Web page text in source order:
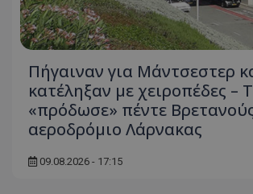
Πήγαιναν για Μάντσεστερ
κατέληξαν με χειροπέδες –
«πρόδωσε» πέντε
αεροδρόμιο Λάρνακας
09.08.2026 - 17:15